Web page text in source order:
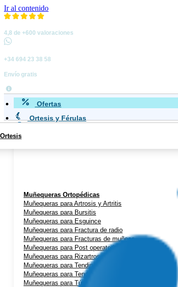
Ir al contenido
4,8 de +600 valoraciones
+34 694 23 38 58
Envío gratis
Ofertas
Ortesis y Férulas
Ortesis
Muñequeras Ortopédicas
Muñequeras para Artrosis y Artritis
Muñequeras para Bursitis
Muñequeras para Esguince
Muñequeras para Fractura de radio
Muñequeras para Fracturas de muñeca
Muñequeras para Post operatorio
Muñequeras para Rizartrosis (artrosis de pulgar)
Muñequeras para Tendinitis de mano
Muñequeras para Tendinitis de Quervain
Muñequeras para Túnel Carpiano